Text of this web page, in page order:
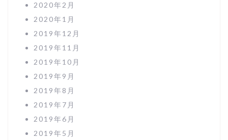
2020年2月
2020年1月
2019年12月
2019年11月
2019年10月
2019年9月
2019年8月
2019年7月
2019年6月
2019年5月